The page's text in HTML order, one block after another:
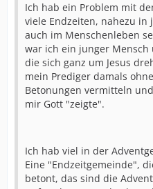
Ich hab ein Problem mit
viele Endzeiten, nahezu
auch im Menschenleben
war ich ein junger
die sich ganz um Jesus
mein Prediger damals
Betonungen vermitteln
mir Gott "zeigte".
Ich hab viel in der
Eine "Endzeitgemeinde",
betont, das sind die